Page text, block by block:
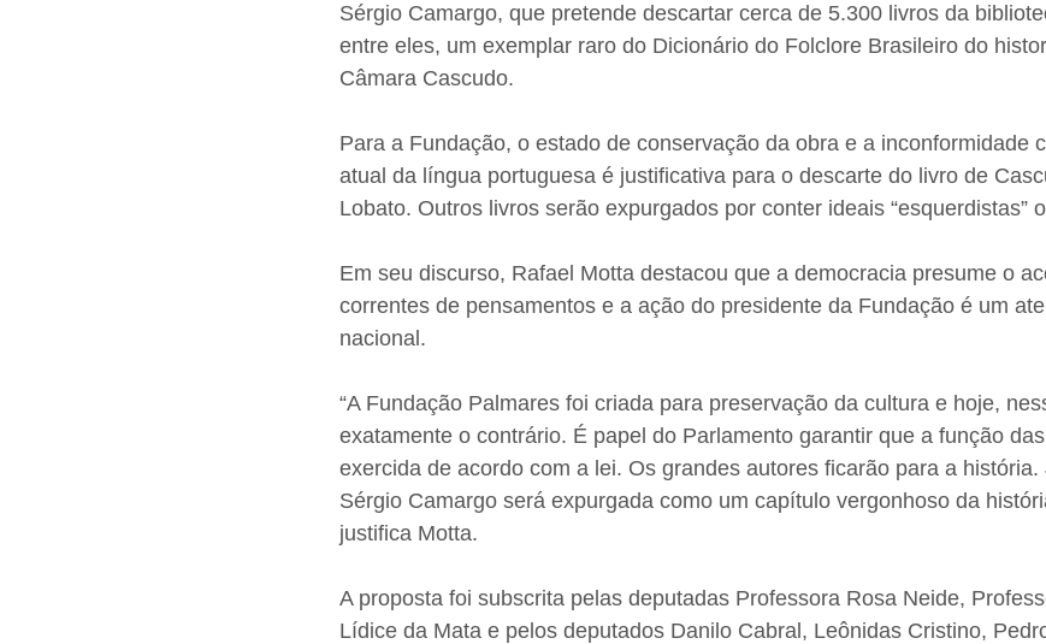
Sérgio Camargo, que pretende descartar cerca de 5.300 livros da
entre eles, um exemplar raro do Dicionário do Folclore Brasileiro do
Câmara Cascudo.
Para a Fundação, o estado de conservação da obra e a inconformidade
atual da língua portuguesa é justificativa para o descarte do livro de
Lobato. Outros livros serão expurgados por conter ideais “esquerdistas”
Em seu discurso, Rafael Motta destacou que a democracia presume o
correntes de pensamentos e a ação do presidente da Fundação é um
nacional.
“A Fundação Palmares foi criada para preservação da cultura e hoje,
exatamente o contrário. É papel do Parlamento garantir que a função
exercida de acordo com a lei. Os grandes autores ficarão para a
Sérgio Camargo será expurgada como um capítulo vergonhoso da
justifica Motta.
A proposta foi subscrita pelas deputadas Professora Rosa Neide,
Lídice da Mata e pelos deputados Danilo Cabral, Leônidas Cristino,